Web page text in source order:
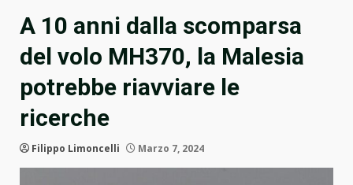
A 10 anni dalla scomparsa
del volo MH370, la Malesia
potrebbe riavviare le
ricerche
Filippo Limoncelli Marzo 7, 2024